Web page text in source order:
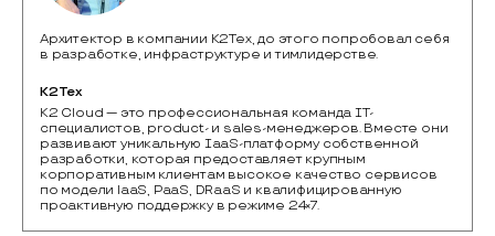
Архитектор в компании К2Тех, до этого попробовал себя
в разработке, инфраструктуре и тимлидерстве.
К2Тех
К2 Cloud — это профессиональная команда IТ-
специалистов, product- и sales-менеджеров. Вместе они
развивают уникальную IaaS-платформу собственной
разработки, которая предоставляет крупным
корпоративным клиентам высокое качество сервисов
по модели laaS, PaaS, DRaaS и квалифицированную
проактивную поддержку в режиме 24×7.